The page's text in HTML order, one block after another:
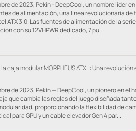
de 2023, Pekín - DeepCool, un nombre líder
de alimentación, una línea revolucionaria
ATX 3.0. Las fuentes de alimentación de la
con su 12VHPWR dedicado, 7 pu...
caja modular MORPHEUS ATX+: Una
de 2023, Pekín — DeepCool, un pionero en el
que cambia las reglas del juego diseñada
proporcionando la flexibilidad de
para GPU y un cable elevador Gen 4 par...